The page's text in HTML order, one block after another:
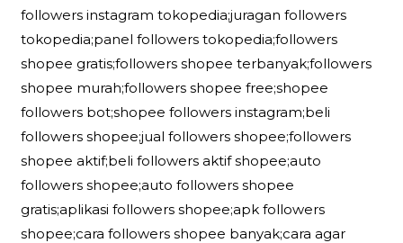
followers instagram tokopedia;juragan followers
tokopedia;panel followers tokopedia;followers
shopee gratis;followers shopee terbanyak;followers
shopee murah;followers shopee free;shopee
followers bot;shopee followers instagram;beli
followers shopee;jual followers shopee;followers
shopee aktif;beli followers aktif shopee;auto
followers shopee;auto followers shopee
gratis;aplikasi followers shopee;apk followers
shopee;cara followers shopee banyak;cara agar